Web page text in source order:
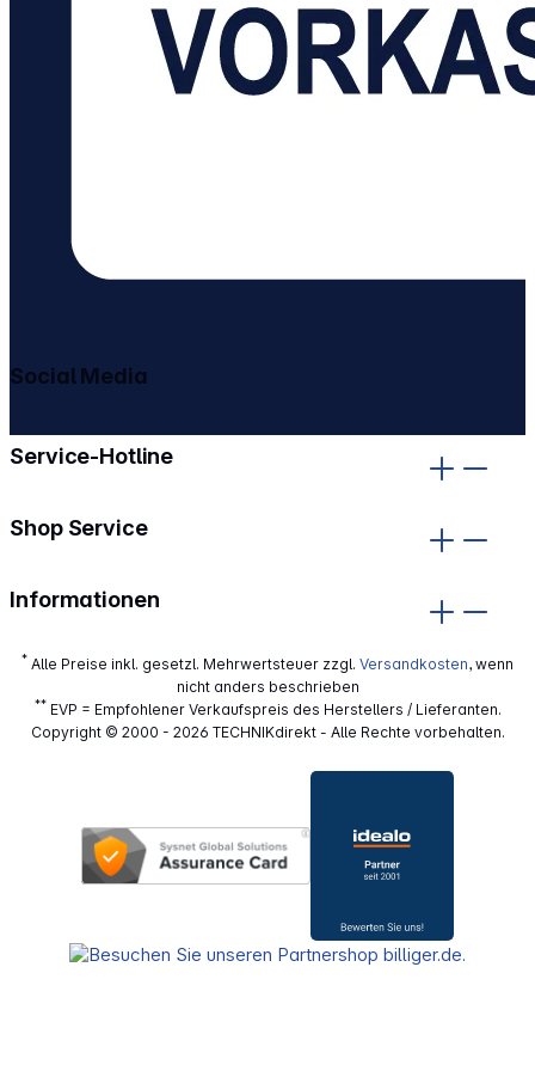
Service-Hotline
Shop Service
Informationen
Social Media
* Alle Preise inkl. gesetzl. Mehrwertsteuer zzgl. Versandkosten, wenn
nicht anders beschrieben
**EVP = Empfohlener Verkaufspreis des Herstellers / Lieferanten.
Copyright © 2000 - 2026 TECHNIKdirekt - Alle Rechte vorbehalten.